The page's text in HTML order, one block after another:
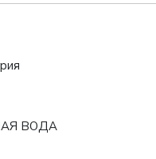
ВОДА